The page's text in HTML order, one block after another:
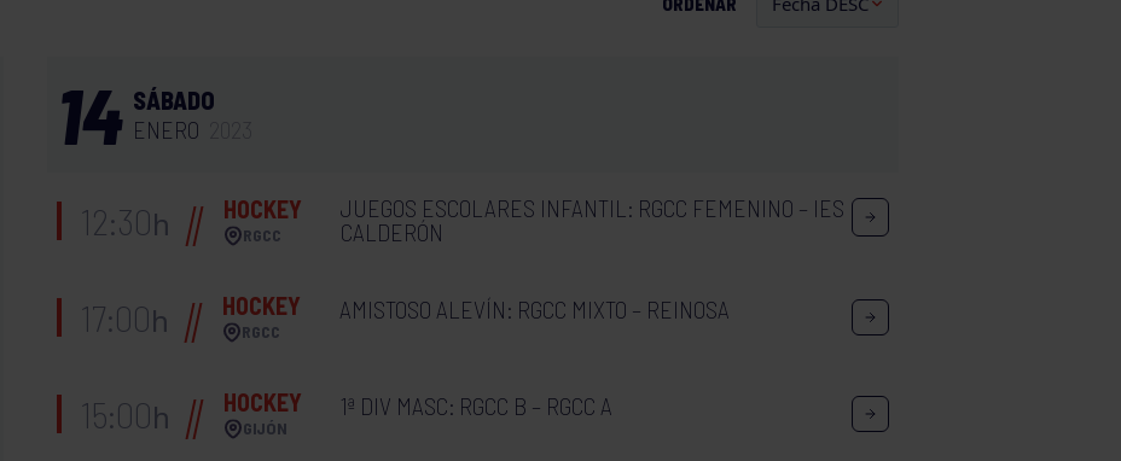
14 SÁBADO
ENERO
12:30h HOCKEY
RGCC
JUEGOS ESCOLARES INFANTIL: RGCC FEMENINO – IES
CALDERÓN
17:00h HOCKEY
RGCC
AMISTOSO ALEVÍN: RGCC MIXTO – REINOSA
15:00h HOCKEY
GIJÓN
1ª DIV MASC: RGCC B – RGCC A